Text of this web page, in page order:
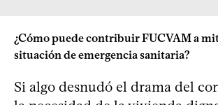
¿Cómo puede contribuir FUCVAM a
situación de emergencia sanitaria?
Si algo desnudó el drama del